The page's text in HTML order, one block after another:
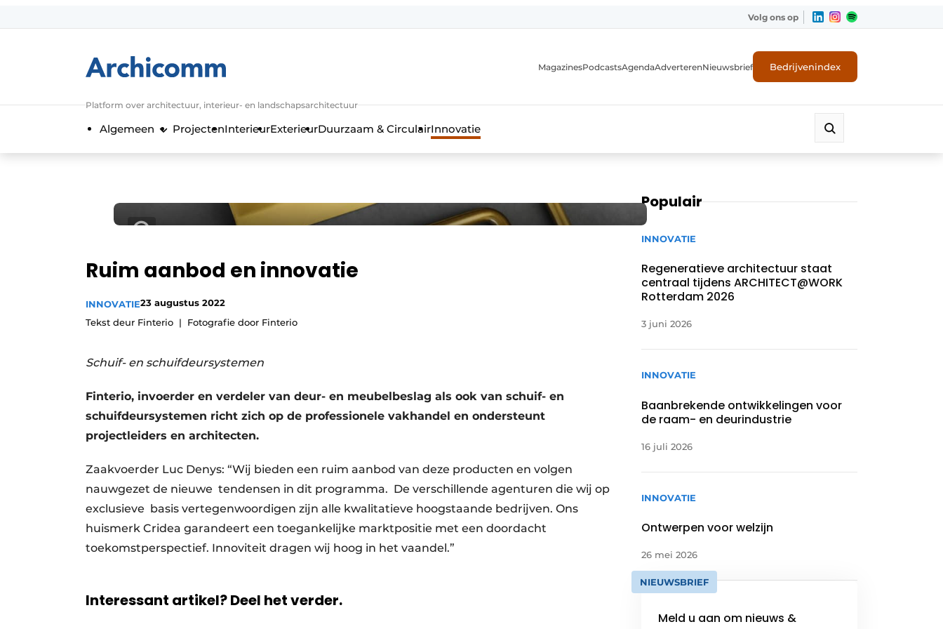
Algemene voorwaarden
Privacy / Cookie statement
Volg ons op
Platform over architectuur, interieur- en landschapsarchitectuur
MagazinesPodcastsAgendaAdverterenNieuwsbrief Bedrijvenindex
Algemeen ProjectenInterieurExterieurDuurzaam & CirculairInnovatie
Ruim aanbod en innovatie
INNOVATIE23 augustus 2022
Tekst deur Finterio
Fotografie door Finterio
Schuif- en schuifdeursystemen
Finterio, invoerder en verdeler van deur- en meubelbeslag als ook van schuif- en
schuifdeursystemen richt zich op de professionele vakhandel en ondersteunt
projectleiders en architecten.
Zaakvoerder Luc Denys: “Wij bieden een ruim aanbod van deze producten en volgen
nauwgezet de nieuwe tendensen in dit programma. De verschillende agenturen die wij op
exclusieve basis vertegenwoordigen zijn alle kwalitatieve hoogstaande bedrijven. Ons
huismerk Cridea garandeert een toegankelijke marktpositie met een doordacht
toekomstperspectief. Innoviteit dragen wij hoog in het vaandel.”
Interessant artikel? Deel het verder.
Populair
INNOVATIE
Regeneratieve architectuur staat
centraal tijdens ARCHITECT@WORK
Rotterdam 2026
3 juni 2026
INNOVATIE
Baanbrekende ontwikkelingen voor
de raam- en deurindustrie
16 juli 2026
INNOVATIE
Ontwerpen voor welzijn
26 mei 2026
NIEUWSBRIEF
Meld u aan om nieuws &